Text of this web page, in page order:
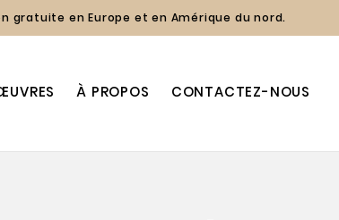
gratuite en Europe et en Amérique du nord.
À PROPOS CONTACTEZ-NOUS